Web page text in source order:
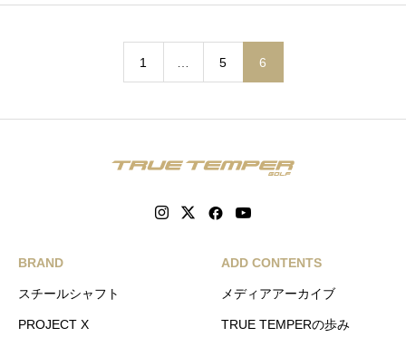
1 5 6
BRAND
スチールシャフト
PROJECT X
ADD CONTENTS
メディアアーカイブ
TRUE TEMPERの歩み